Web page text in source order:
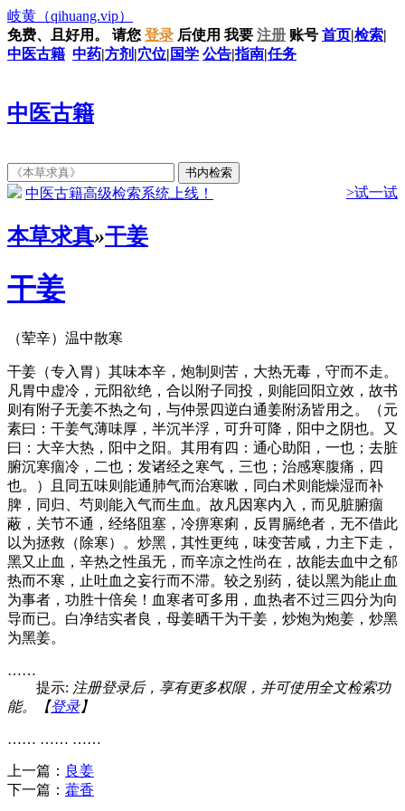
岐黄 （qihuang.vip）
免费、且好用。
请您 登录 后使用 我要 注册 账号 首页|检索|
中医古籍 中药|方剂 |穴位| 国学 公告|指南|任务
中医古籍
中医古籍高级检索系统上线！ >试一试
本草求真»干姜
干姜
（荤辛）温中散寒
干姜（专入胃）其味本辛，炮制则苦，大热无毒，守而不走。
凡胃中虚冷，元阳欲绝，合以附子同投，则能回阳立效，故书
则有附子无姜不热之句，与仲景四逆白通姜附汤皆用之。（元
素曰：干姜气薄味厚，半沉半浮，可升可降，阳中之阴也。又
曰：大辛大热，阳中之阳。其用有四：通心助阳，一也；去脏
腑沉寒痼冷，二也；发诸经之寒气，三也；治感寒腹痛，四
也。）且同五味则能通肺气而治寒嗽，同白术则能燥湿而补
脾，同归、芍则能入气而生血。故凡因寒内入，而见脏腑痼
蔽，关节不通，经络阻塞，冷痹寒痢，反胃膈绝者，无不借此
以为拯救（除寒）。炒黑，其性更纯，味变苦咸，力主下走，
黑又止血，辛热之性虽无，而辛凉之性尚在，故能去血中之郁
热而不寒，止吐血之妄行而不滞。较之别药，徒以黑为能止血
为事者，功胜十倍矣！血寒者可多用，血热者不过三四分为向
导而已。白净结实者良，母姜晒干为干姜，炒炮为炮姜，炒黑
为黑姜。
……
提示: 注册登录后，享有更多权限，并可使用全文检索功
能。【登录】
…… …… ……
上一篇： 良姜
下一篇： 藿香